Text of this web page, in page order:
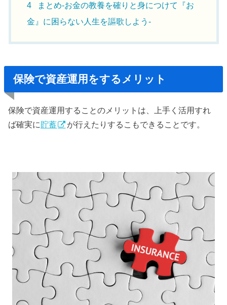
4
まとめ-お金の教養を確りと身につけて『お
金』に困らない人生を謳歌しよう-
保険で資産運用をするメリット
保険で資産運用することのメリットは、上手く活用すれ
ば確実に貯蓄 が行えたりするこもできることです。